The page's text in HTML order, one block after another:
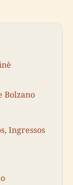
Bolzano
Ingressos